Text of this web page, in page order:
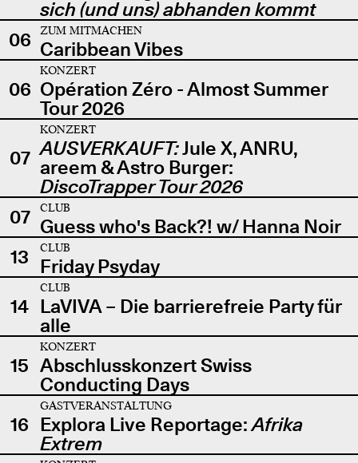
sich (und uns) abhanden kommt
06
ZUM MITMACHEN
Caribbean Vibes
06
KONZERT
Opération Zéro - Almost Summer
Tour 2026
07
KONZERT
AUSVERKAUFT:Jule X, ANRU,
areem & Astro Burger:
DiscoTrapper Tour 2026
07
CLUB
Guess who's Back?! w/ Hanna Noir
13
CLUB
Friday Psyday
14
CLUB
LaVIVA – Die barrierefreie Party für
alle
15
KONZERT
Abschlusskonzert Swiss
Conducting Days
16
GASTVERANSTALTUNG
Explora Live Reportage:Afrika
Extrem